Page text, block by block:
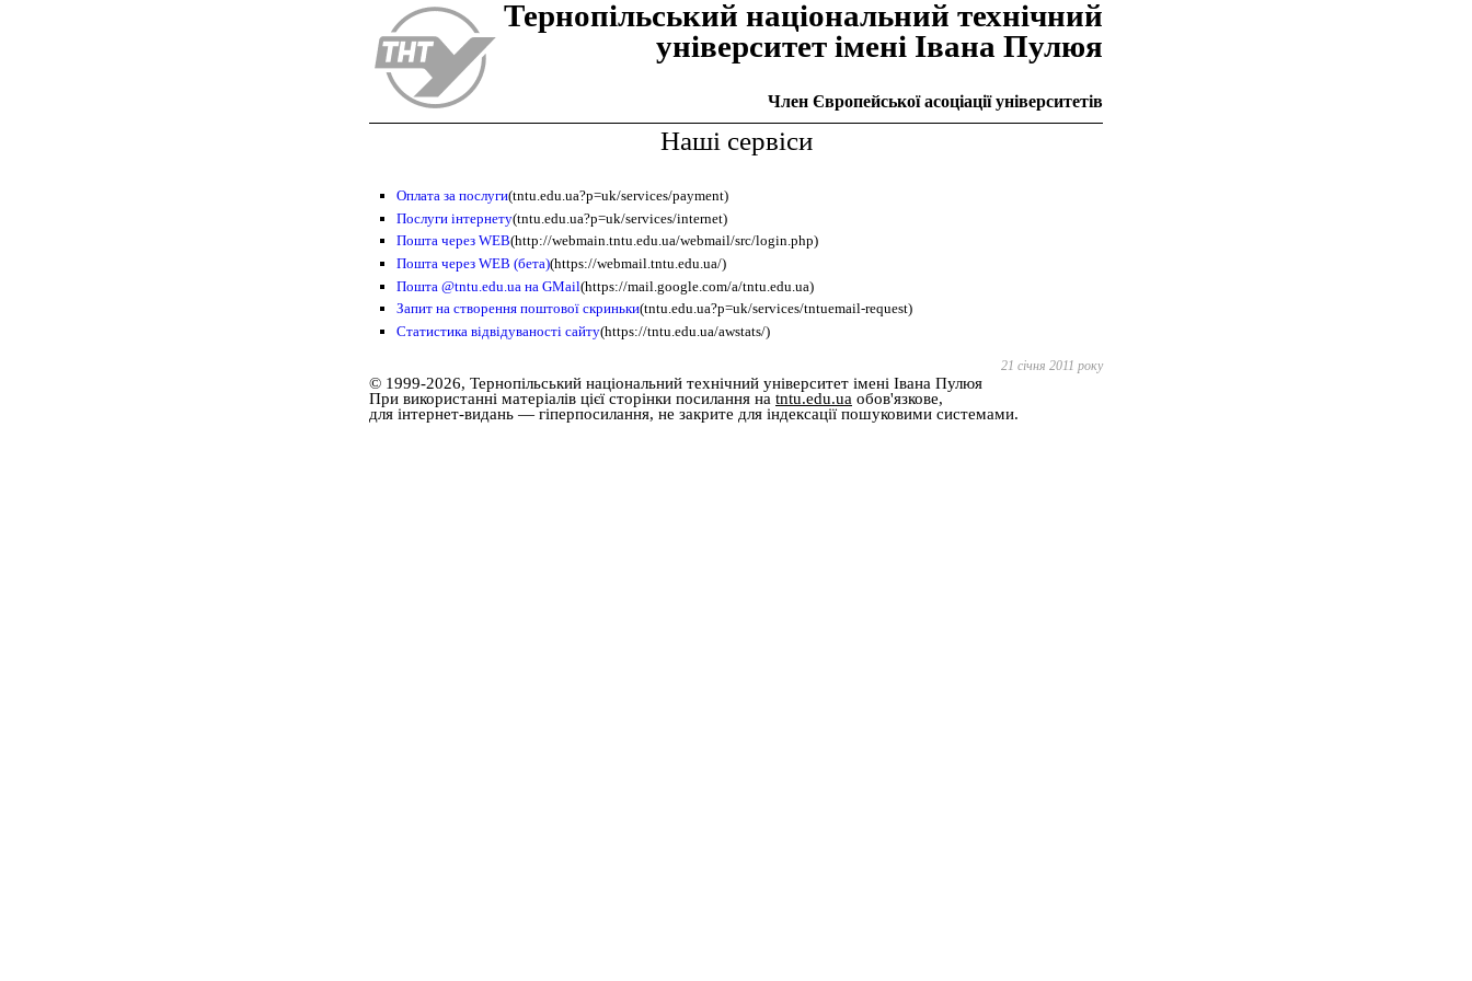
Тернопiльський національний технiчний
унiверситет iменi Iвана Пулюя
Член Європейської асоціації університетів
Наші сервіси
Оплата за послуги(tntu.edu.ua?p=uk/services/payment)
Послуги інтернету(tntu.edu.ua?p=uk/services/internet)
Пошта через WEB(http://webmain.tntu.edu.ua/webmail/src/login.php)
Пошта через WEB (бета)(https://webmail.tntu.edu.ua/)
Пошта @tntu.edu.ua на GMail(https://mail.google.com/a/tntu.edu.ua)
Запит на створення поштової скриньки(tntu.edu.ua?p=uk/services/tntuemail-request)
Статистика відвідуваності сайту(https://tntu.edu.ua/awstats/)
21 січня 2011 року
© 1999-2026, Тернопільський національний технічний університет імені Івана Пулюя
При використанні матеріалів цієї сторінки посилання на tntu.edu.ua обов'язкове,
для інтернет-видань — гіперпосилання, не закрите для індексації пошуковими системами.